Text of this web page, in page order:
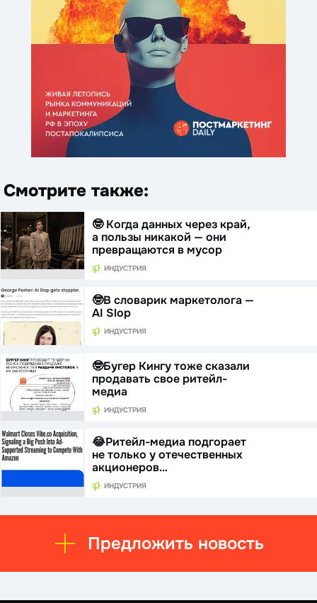
Смотрите также:
🤓 Когда данных через край,
а пользы никакой — они
превращаются в мусор
ИНДУСТРИЯ
🤓В словарик маркетолога —
AI Slop
ИНДУСТРИЯ
🤓Бугер Кингу тоже сказали
продавать свое ритейл-
медиа
ИНДУСТРИЯ
😂Ритейл-медиа подгорает
не только у отечественных
акционеров…
ИНДУСТРИЯ
Предложить новость